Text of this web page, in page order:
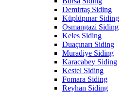
Demirtaş Siding
Küplüpınar Siding
Osmangazi Siding
Keles Siding
Duaçınarı Siding
Muradiye Siding
Karacabey Siding
Kestel Siding
Fomara Siding
Reyhan Siding